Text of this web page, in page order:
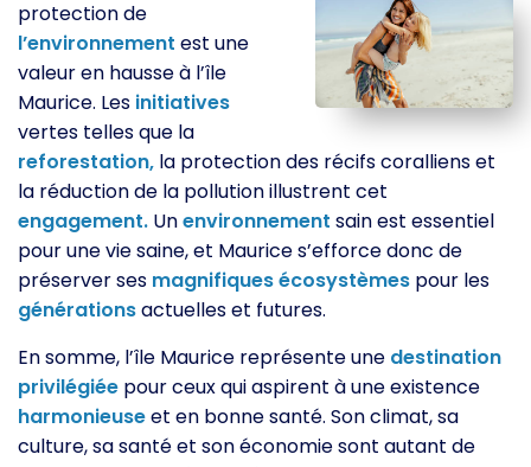
protection de
l’environnement est une
valeur en hausse à l’île
Maurice. Les initiatives
vertes telles que la
reforestation, la protection des récifs coralliens et
la réduction de la pollution illustrent cet
engagement. Unenvironnement sain est essentiel
pour une vie saine, et Maurice s’efforce donc de
préserver ses magnifiquesécosystèmes pour les
générationsactuelles et futures.
En somme, l’île Maurice représente une destination
privilégiée pour ceux qui aspirent à une existence
harmonieuseet en bonne santé. Son climat, sa
culture, sa santé et son économie sont autant de